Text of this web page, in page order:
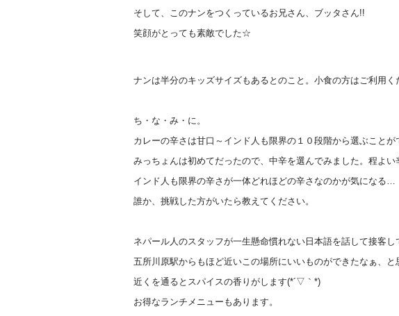
そして、このナンをつくっているお兄さん、ブッタさん!!
笑顔がとっても素敵でした☆
ナンは半分のキッズサイズもあるとのこと。小食の方はご利用く
ち・な・み・に。
カレーの辛さは甘口～インド人も限界の１０段階から選ぶこと
みっちょんは初めてだったので、中辛を選んでみました。程よい
インド人も限界の辛さが一体どれほどの辛さなのかが気になる…
誰か、挑戦した方がいたら教えてください。
ネパール人のスタッフが一生懸命慣れない日本語を話して接客し
五所川原駅からもほど近いこの場所にいいものができたなぁ、と
近くを通るとスパイスの香りがします(*´▽｀*)
お得なランチメニューもあります。